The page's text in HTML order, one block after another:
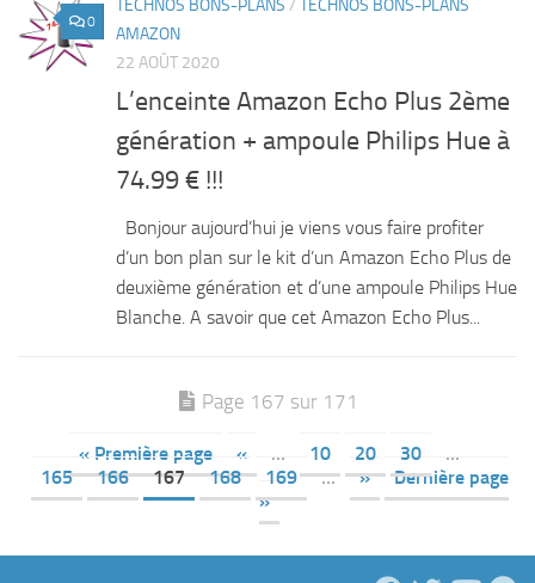
0
TECHNOS BONS-PLANS /
TECHNOS BONS-PLANS
AMAZON
22 AOÛT 2020
L’enceinte Amazon Echo Plus 2ème
génération + ampoule Philips Hue à
74.99 € !!!
Bonjour aujourd’hui je viens vous faire profiter
d’un bon plan sur le kit d’un Amazon Echo Plus de
deuxième génération et d’une ampoule Philips Hue
Blanche. A savoir que cet Amazon Echo Plus...
Page 167 sur 171
« Première page « … 10 20 30
…
165
166 167 168 169 … »
Dernière page
»